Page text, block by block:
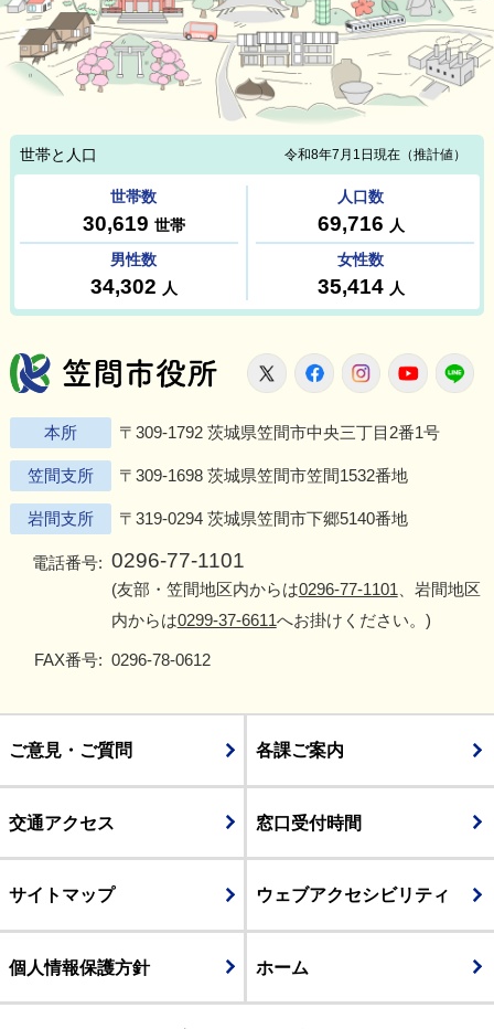
笠間市役所
X FacebookInstagram
本所 〒309-1792 茨城県笠間市中央三丁目2番1号
笠間支所 〒309-1698 茨城県笠間市笠間1532番地
岩間支所 〒319-0294 茨城県笠間市下郷5140番地
電話番号: 0296-77-1101
(友部・笠間地区内からは0296-77-1101 、岩間地区
内からは0299-37-6611へお掛けください。)
FAX番号: 0296-78-0612
ご意見・ご質問 各課ご案内
交通アクセス 窓口受付時間
サイトマップ ウェブアクセシビリティ
個人情報保護方針 ホーム